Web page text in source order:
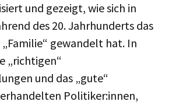
und gezeigt, wie sich in
des 20. Jahrhunderts das
gewandelt hat. In
„richtigen“
und das „gute“
Politiker:innen,